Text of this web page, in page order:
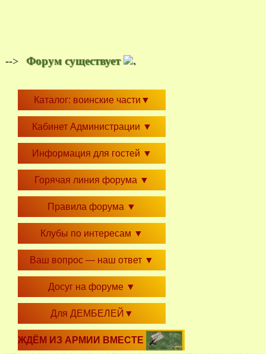
--> Форум существует .
Каталог: воинские части ▼
Кабинет Администрации ▼
Информация для гостей ▼
Горячая линия форума ▼
Правила форума ▼
Клубы по интересам ▼
Ваш вопрос — наш ответ ▼
Досуг на форуме ▼
Для ДЕМБЕЛЕЙ ▼
ЖДЁМ ИЗ АРМИИ ВМЕСТЕ